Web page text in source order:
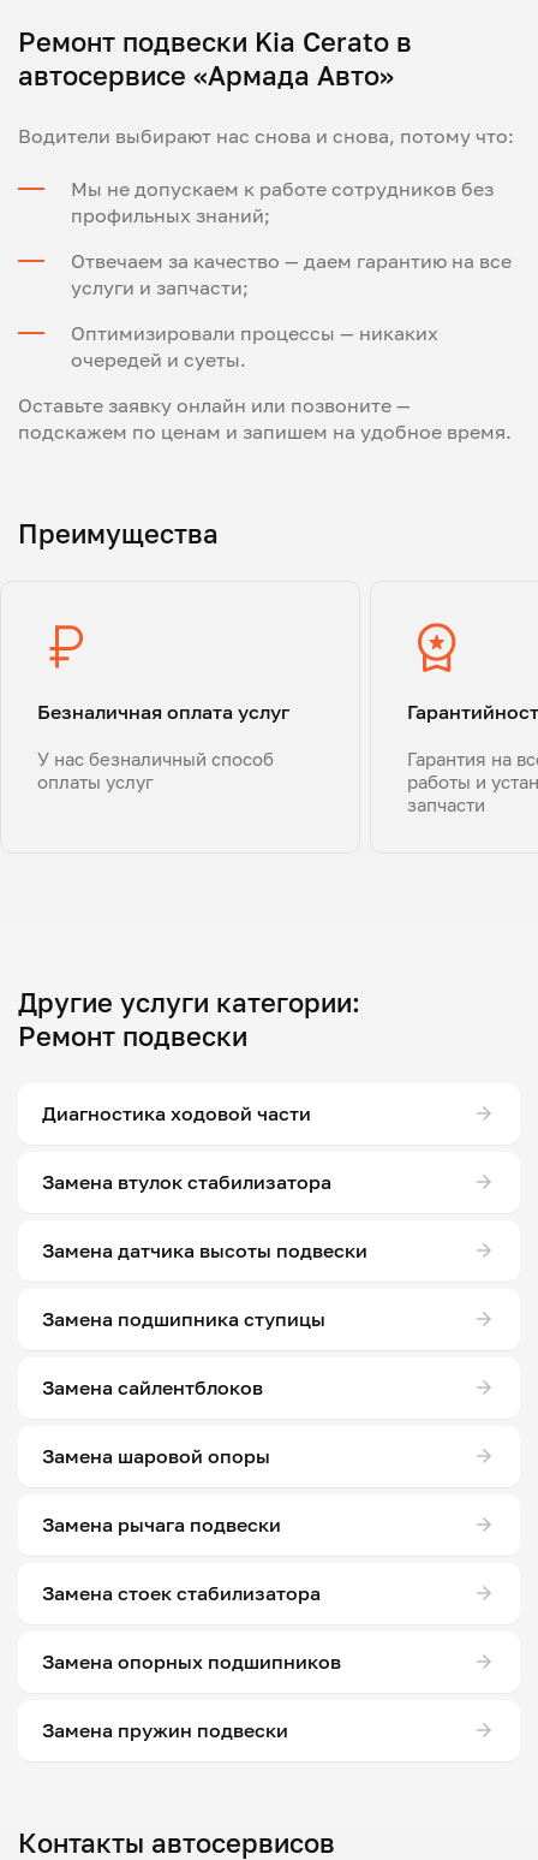
Ремонт подвески Kia Cerato в
автосервисе «Армада Авто»
Водители выбирают нас снова и снова, потому что:
Мы не допускаем к работе сотрудников без
профильных знаний;
Отвечаем за качество — даем гарантию на все
услуги и запчасти;
Оптимизировали процессы — никаких
очередей и суеты.
Оставьте заявку онлайн или позвоните —
подскажем по ценам и запишем на удобное время.
Преимущества
Безналичная оплата услуг
У нас безналичный способ
оплаты услуг
Гарантия на
работы и
запчасти
Другие услуги категории:
Ремонт подвески
Диагностика ходовой части
Замена втулок стабилизатора
Замена датчика высоты подвески
Замена подшипника ступицы
Замена сайлентблоков
Замена шаровой опоры
Замена рычага подвески
Замена стоек стабилизатора
Замена опорных подшипников
Замена пружин подвески
Контакты автосервисов